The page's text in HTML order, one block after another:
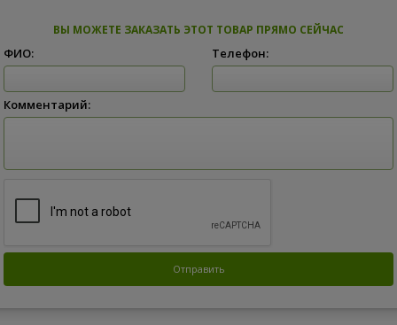
ВЫ МОЖЕТЕ ЗАКАЗАТЬ ЭТОТ ТОВАР ПРЯМО СЕЙЧАС
ФИО: Телефон:
Комментарий: